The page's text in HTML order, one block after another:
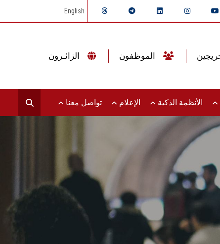
English
الأنظمة الذكية الإعلام تواصل معنا